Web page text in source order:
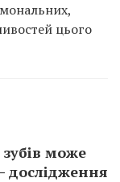
цього
може
дослідження